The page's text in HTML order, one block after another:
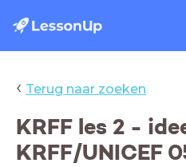
‹ Terug naar zoeken
KRFF les 2 -
KRFF/UNICEF